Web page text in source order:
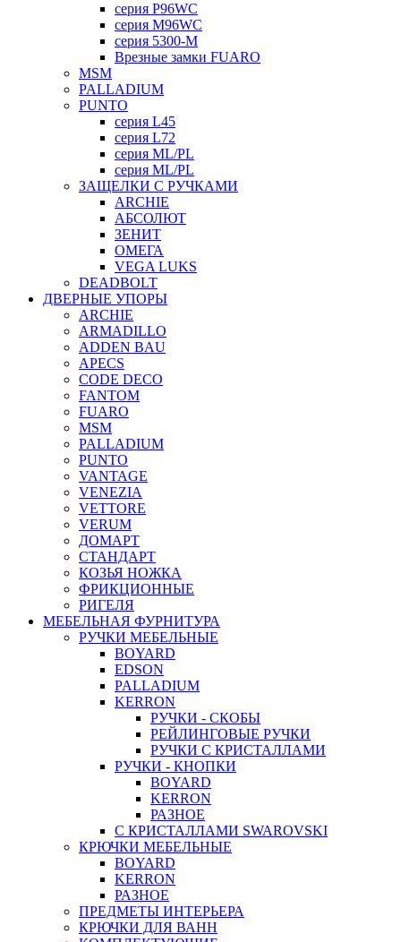
серия P96WC
серия M96WC
серия 5300-M
Врезные замки FUARO
MSM
PALLADIUM
PUNTO
серия L45
серия L72
серия ML/PL
серия ML/PL
ЗАЩЕЛКИ С РУЧКАМИ
ARCHIE
АБСОЛЮТ
ЗЕНИТ
ОМЕГА
VEGA LUKS
DEADBOLT
ДВЕРНЫЕ УПОРЫ
ARCHIE
ARMADILLO
ADDEN BAU
APECS
CODE DECO
FANTOM
FUARO
MSM
PALLADIUM
PUNTO
VANTAGE
VENEZIA
VETTORE
VERUM
ДОМАРТ
СТАНДАРТ
КОЗЬЯ НОЖКА
ФРИКЦИОННЫЕ
РИГЕЛЯ
МЕБЕЛЬНАЯ ФУРНИТУРА
РУЧКИ МЕБЕЛЬНЫЕ
BOYARD
EDSON
PALLADIUM
KERRON
РУЧКИ - СКОБЫ
РЕЙЛИНГОВЫЕ РУЧКИ
РУЧКИ С КРИСТАЛЛАМИ
РУЧКИ - КНОПКИ
BOYARD
KERRON
РАЗНОЕ
С КРИСТАЛЛАМИ SWAROVSKI
КРЮЧКИ МЕБЕЛЬНЫЕ
BOYARD
KERRON
РАЗНОЕ
ПРЕДМЕТЫ ИНТЕРЬЕРА
КРЮЧКИ ДЛЯ ВАНН